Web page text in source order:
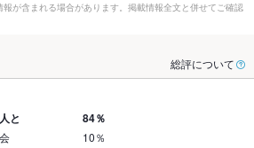
が含まれる場合があります。掲載情報全文と併せてご確認
総評について
と
84％
10％